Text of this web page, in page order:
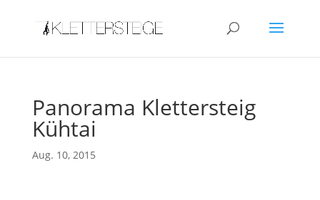
Panorama Klettersteig
Kühtai
Aug. 10, 2015